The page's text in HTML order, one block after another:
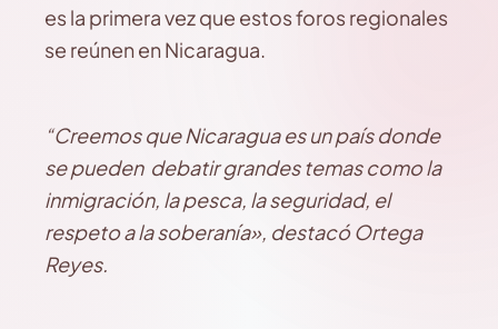
es la primera vez que estos foros regionales
se reúnen en Nicaragua.
“Creemos que Nicaragua es un país donde
se pueden debatir grandes temas como la
inmigración, la pesca, la seguridad, el
respeto a la soberanía», destacó Ortega
Reyes.